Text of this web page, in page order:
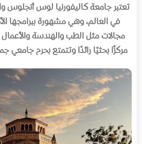
تعتبر جامعة كاليفورنيا لوس أنجلوس
في العالم، وهي مشهورة ببرامجها
مجالات مثل الطب والهندسة
مركزًا بحثيًا رائدًا وتتمتع بحرم